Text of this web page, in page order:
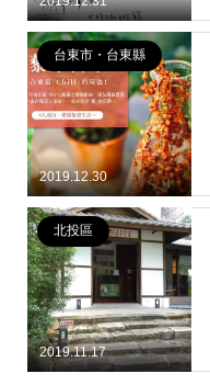
2019.12.30
台東市・台東縣
2019.11.17
北投區